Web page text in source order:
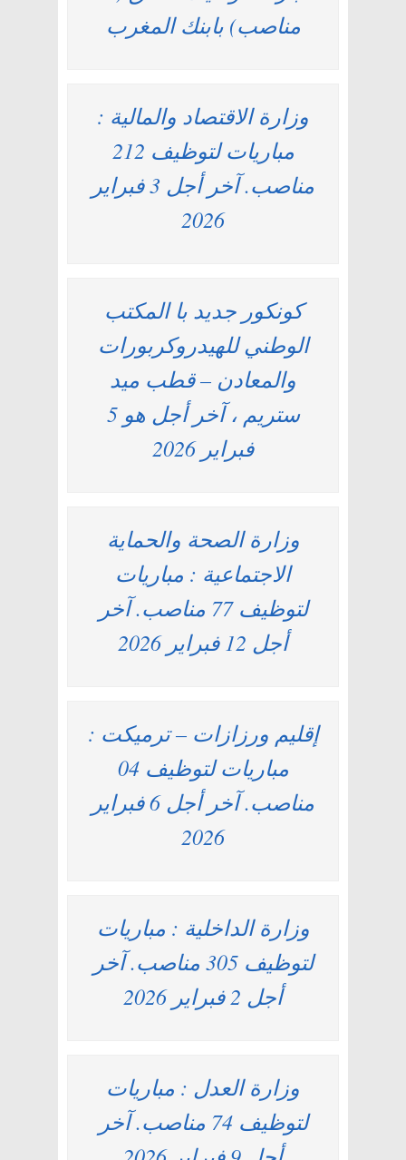
مناصب) بابنك المغرب
وزارة الاقتصاد والمالية :
مباريات لتوظيف 212
مناصب. آخر أجل 3 فبراير
2026
كونكور جديد با المكتب
الوطني للهيدروكربورات
والمعادن – قطب ميد
ستريم ، آخر أجل هو 5
فبراير 2026
وزارة الصحة والحماية
الاجتماعية : مباريات
لتوظيف 77 مناصب. آخر
أجل 12 فبراير 2026
إقليم ورزازات – ترميكت :
مباريات لتوظيف 04
مناصب. آخر أجل 6 فبراير
2026
وزارة الداخلية : مباريات
لتوظيف 305 مناصب. آخر
أجل 2 فبراير 2026
وزارة العدل : مباريات
لتوظيف 74 مناصب. آخر